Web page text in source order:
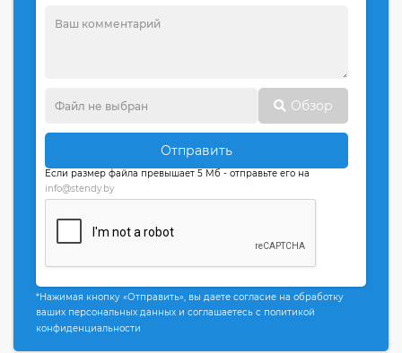
Обзор
Отправить
Если размер файла превышает 5 Мб - отправьте его на
info@stendy.by
*Нажимая кнопку «Отправить», вы даете согласие на обработку
ваших персональных данных и соглашаетесь с политикой
конфиденциальности